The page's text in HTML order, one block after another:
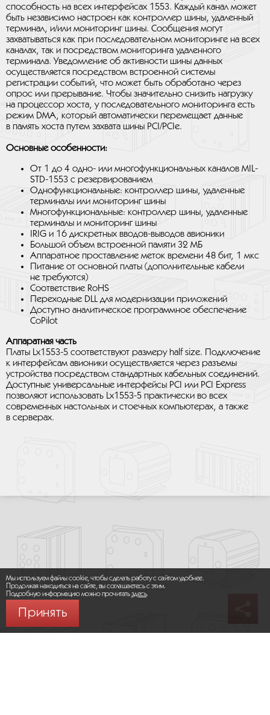
способность на всех интерфейсах 1553. Каждый канал может
быть независимо настроен как контроллер шины, удаленный
терминал, и/или мониторинг шины. Сообщения могут
захватываться как при последовательном мониторинге на всех
каналах, так и посредством мониторинга удаленного
терминала. Уведомление об активности шины данных
осуществляется посредством встроенной системы
регистрации событий, что может быть обработано через
опрос или прерывание. Чтобы значительно снизить нагрузку
на процессор хоста, у последовательного мониторинга есть
режим DMA, который автоматически перемещает данные
в память хоста путем захвата шины PCI/PCIe.
Основные особенности:
От 1 до 4 одно- или многофункциональных каналов MIL-
STD-1553 с резервированием
Однофункциональные: контроллер шины, удаленные
терминалы или мониторинг шины
Многофункциональные: контроллер шины, удаленные
терминалы и мониторинг шины
IRIG и 16 дискретных вводов-выводов авионики
Большой объем встроенной памяти 32 МБ
Аппаратное проставление меток времени 48 бит, 1 мкс
Питание от основной платы (дополнительные кабели
не требуются)
Соответствие RoHS
Переходные DLL для модернизации приложений
Доступно аналитическое программное обеспечение
CoPilot
Аппаратная часть
Платы Lx1553-5 соответствуют размеру half size. Подключение
к интерфейсам авионики осуществляется через разъемы
устройства посредством стандартных кабельных соединений.
Доступные универсальные интерфейсы PCI или PCI Express
позволяют использовать Lx1553-5 практически во всех
современных настольных и стоечных компьютерах, а также
в серверах.
Мы используем файлы cookie, чтобы сделать работу с сайтом удобнее.
Продолжая находиться на сайте, вы соглашаетесь с этим.
Подробную информацию можно прочитатьздесь.
Принять